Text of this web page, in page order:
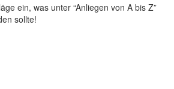
ein, was unter “Anliegen von A bis Z”
sollte!